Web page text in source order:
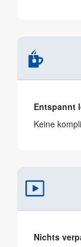
Entspannt
Keine
Nichts